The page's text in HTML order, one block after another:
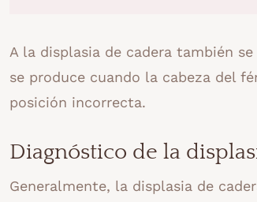
A la displasia de cadera también
se produce cuando la cabeza del
posición incorrecta.
Diagnóstico de la
Generalmente, la displasia de